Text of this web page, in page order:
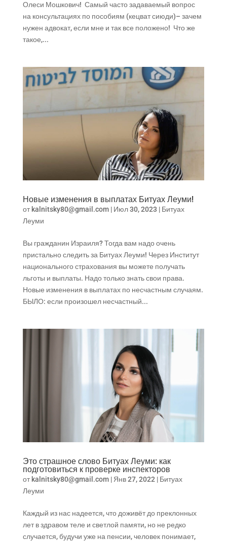
Олеси Мошкович! Самый часто задаваемый вопрос
на консультациях по пособиям (кецват сиюди)– зачем
нужен адвокат, если мне и так все положено! Что же
такое,...
Новые изменения в выплатах Битуах Леуми!
от kalnitsky80@gmail.com| Июл 30, 2023 | Битуах
Леуми
Вы гражданин Израиля? Тогда вам надо очень
пристально следить за Битуах Леуми! Через Институт
национального страхования вы можете получать
льготы и выплаты. Надо только знать свои права.
Новые изменения в выплатах по несчастным случаям.
БЫЛО: если произошел несчастный...
Это страшное слово Битуах Леуми: как
подготовиться к проверке инспекторов
от kalnitsky80@gmail.com| Янв 27, 2022| Битуах
Леуми
Каждый из нас надеется, что доживёт до преклонных
лет в здравом теле и светлой памяти, но не редко
случается, будучи уже на пенсии, человек понимает,